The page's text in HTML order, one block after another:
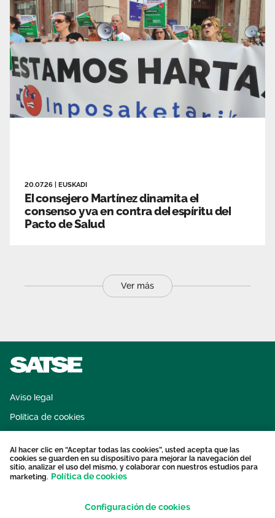
20.07.26 EUSKADI
El consejero Martínez dinamita el
consenso y va en contra del espíritu del
Pacto de Salud
Ver más
Aviso legal
Política de cookies
Protección datos personales
Contacto
Al hacer clic en “Aceptar todas las cookies”, usted acepta que las
cookies se guarden en su dispositivo para mejorar la navegación del
sitio, analizar el uso del mismo, y colaborar con nuestros estudios para
marketing. Política de cookies
Configuración de cookies